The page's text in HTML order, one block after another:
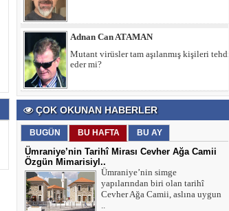
Adnan Can ATAMAN
Mutant virüsler tam aşılanmış kişileri tehdit
eder mi?
Asiye UMUT
YAŞ ve BAŞ 54
Yavuz ŞİMŞEK
Tek cümle 281 kelime...
ÇOK OKUNAN HABERLER
BUGÜN BU HAFTA BU AY
Ümraniye’nin Tarihî Mirası Cevher Ağa Camii
Özgün Mimarisiyl..
Ümraniye’nin simge
yapılarından biri olan tarihî
Cevher Ağa Camii, aslına uygun
..